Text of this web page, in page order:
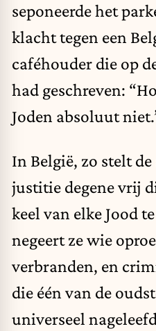
seponeerde het
klacht tegen een
caféhouder die op
had geschreven:
Joden absoluut
In België, zo stelt
justitie degene vrij
keel van elke Jood
negeert ze wie
verbranden, en
die één van de
universeel